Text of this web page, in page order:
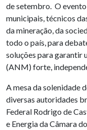
de setembro. O
municipais, técnicos
da mineração, da
todo o país, para
soluções para garantir
(ANM) forte,
A mesa da solenidade
diversas autoridades
Federal Rodrigo de
e Energia da Câmara